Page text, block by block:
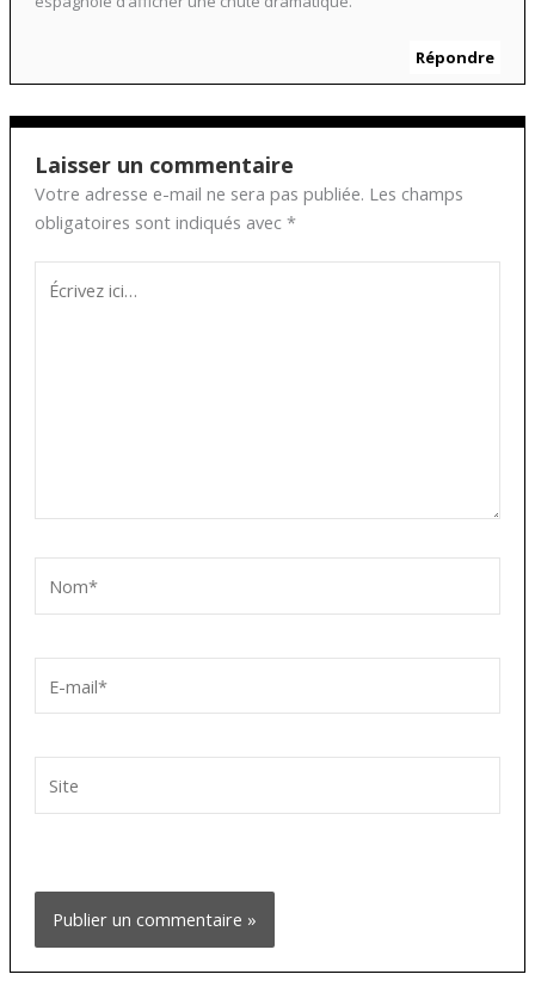
Répondre
Laisser un commentaire
Votre adresse e-mail ne sera pas publiée. Les champs
obligatoires sont indiqués avec *
Écrivez
ici…
mail*